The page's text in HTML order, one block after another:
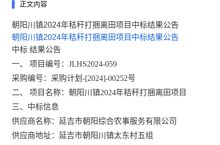
正文内容
朝阳川镇2024年秸秆打捆离田项目中标结果公告
朝阳川镇2024年秸秆打捆离田项目中标结果公告
中标 结果公告
一、
项目编号： JLHS2024-059
采购编号： 采购计划 -[2024]-00252号
二、
项目名称： 朝阳川镇2024年秸秆打捆离田项目
三、 中标信息
供应商名称：延吉市朝阳综合农事服务有限公司
供应商地址： 延吉市朝阳川镇太东村五组